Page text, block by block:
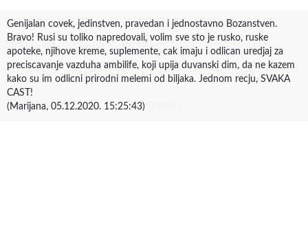
Genijalan covek, jedinstven, pravedan i jednostavno Bozanstven.
Bravo! Rusi su toliko napredovali, volim sve sto je rusko, ruske
apoteke, njihove kreme, suplemente, cak imaju i odlican uredjaj za
preciscavanje vazduha ambilife, koji upija duvanski dim, da ne kazem
kako su im odlicni prirodni melemi od biljaka. Jednom recju, SVAKA
CAST!
(Marijana, 05.12.2020. 15:25:43)